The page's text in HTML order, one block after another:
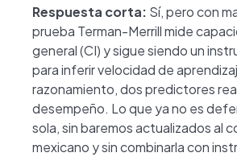
Respuesta corta: Sí, pero con
prueba Terman-Merrill mide
general (CI) y sigue siendo un
para inferir velocidad de
razonamiento, dos predictores
desempeño. Lo que ya no es
sola, sin baremos actualizados al
mexicano y sin combinarla con